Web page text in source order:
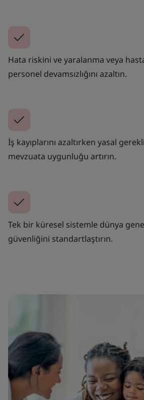
Hata riskini ve yaralanma veya
personel devamsızlığını azaltın.
İş kayıplarını azaltırken yasal
mevzuata uygunluğu artırın.
Tek bir küresel sistemle dünya
güvenliğini standartlaştırın.